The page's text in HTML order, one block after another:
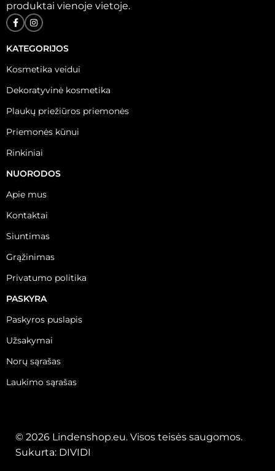
produktai vienoje vietoje.
KATEGORIJOS
Kosmetika veidui
Dekoratyvinė kosmetika
Plaukų priežiūros priemonės
Priemonės kūnui
Rinkiniai
NUORODOS
Apie mus
Kontaktai
Siuntimas
Grąžinimas
Privatumo politika
PASKYRA
Paskyros puslapis
Užsakymai
Norų sąrašas
Laukimo sąrašas
© 2026 Lindenshop.eu. Visos teisės saugomos.
Sukurta: DIVIDI